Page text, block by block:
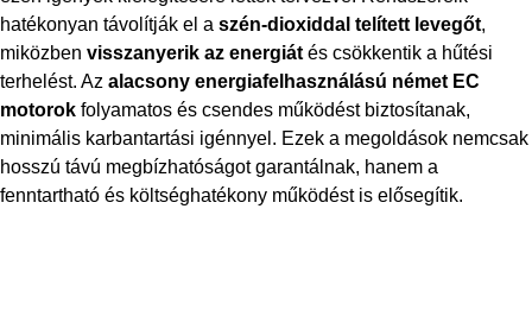
hatékonyan távolítják el a szén-dioxiddal telített levegőt,
miközben visszanyerik az energiát és csökkentik a hűtési
terhelést. Az alacsony energiafelhasználású német EC
motorok folyamatos és csendes működést biztosítanak,
minimális karbantartási igénnyel. Ezek a megoldások nemcsak
hosszú távú megbízhatóságot garantálnak, hanem a
fenntartható és költséghatékony működést is elősegítik.